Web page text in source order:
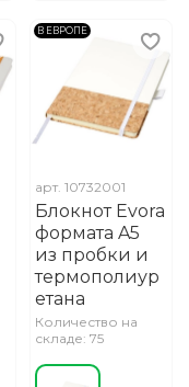
В ЕВРОПЕ
арт.10732001
Блокнот Evora
формата A5
из пробки и
термополиур
етана
Количество на
складе: 75